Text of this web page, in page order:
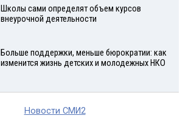
Школы сами определят объем курсов
внеурочной деятельности
Больше поддержки, меньше бюрократии: как
изменится жизнь детских и молодежных НКО
Новости СМИ2